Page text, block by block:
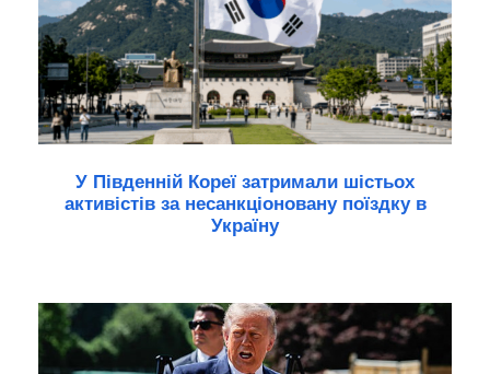
У Південній Кореї затримали шістьох
активістів за несанкціоновану поїздку в
Україну